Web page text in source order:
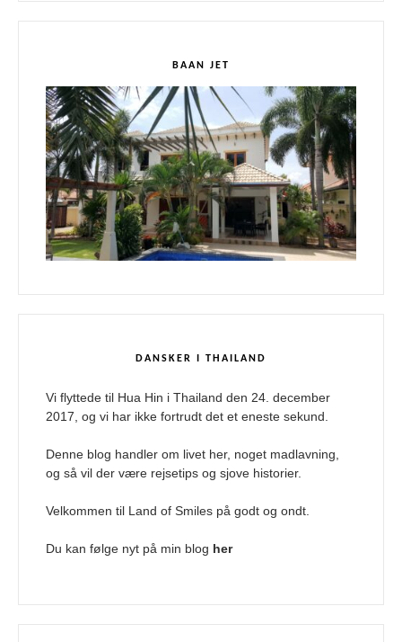
BAAN JET
DANSKER I THAILAND
Vi flyttede til Hua Hin i Thailand den 24. december
2017, og vi har ikke fortrudt det et eneste sekund.
Denne blog handler om livet her, noget madlavning,
og så vil der være rejsetips og sjove historier.
Velkommen til Land of Smiles på godt og ondt.
Du kan følge nyt på min blog her